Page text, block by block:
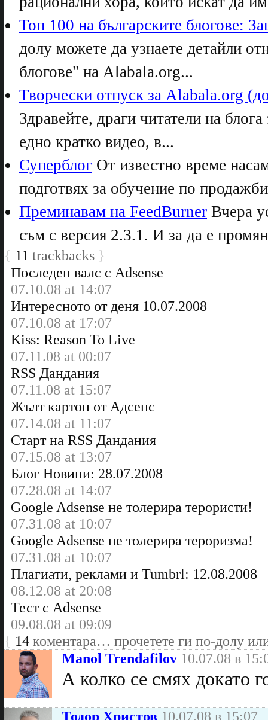
Топ 100 на българските блогове:
долу можете да узнаете детайли
блогове" на Alabala.org...
Творчески отпуск за Alabala.org
Здравейте, драги читатели на
едно кратко видео, в...
Суперблог От известно време
подготвях за обучение по
Преминавам на FeedBurner Вчера
съм с версия 2.3.1. И за да е
{ 11 trackbacks }
Последен валс с Adsense
07.10.08 at 14:07
Интересното от деня 10.07.2008
07.10.08 at 17:07
Kiss: Reason To Live
07.11.08 at 00:07
RSS Дандания
07.11.08 at 15:07
Жълт картон от Адсенс
07.14.08 at 11:07
Старт на RSS Дандания
07.15.08 at 13:07
Блог Новини: 28.07.2008
07.28.08 at 14:07
Google Adsense не толерира терористи!
07.31.08 at 10:07
Google Adsense не толерира тероризма!
07.31.08 at 10:07
Плагиати, реклами и Tumbrl: 12.08.2008
08.12.08 at 20:08
Тест с Adsense
09.08.08 at 09:09
{ 14 коментара… прочетете ги по-долу
Manol Trendafilov 10.07.08 в
А колко се смях докато
Тодор Христов 10.07.08 в 15:07